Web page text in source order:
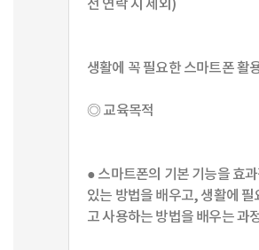
전 연락 시 제외)
생활에 꼭 필요한 스마트폰 활
◎ 교육목적
● 스마트폰의 기본 기능을 효
있는 방법을 배우고, 생활에
고 사용하는 방법을 배우는 과